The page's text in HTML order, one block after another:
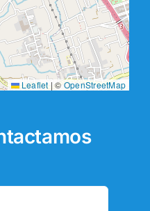
Leaflet |©OpenStreetMap